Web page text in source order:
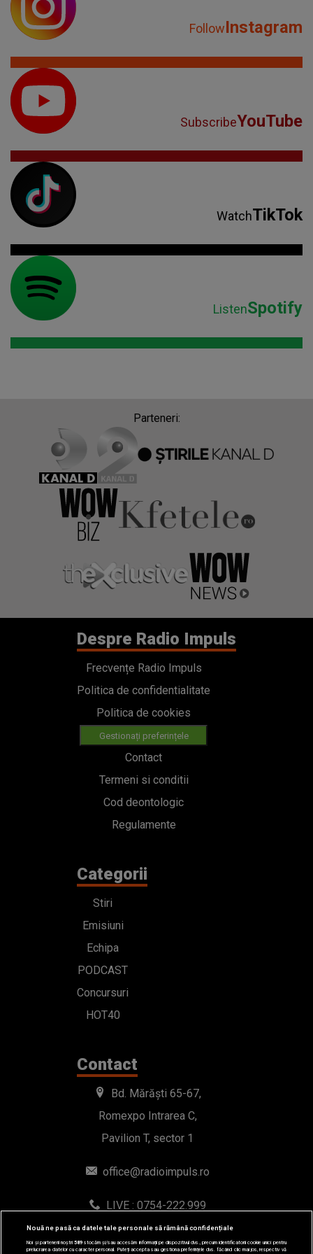
FollowInstagram
SubscribeYouTube
WatchTikTok
ListenSpotify
Parteneri:
Despre Radio Impuls
Frecvențe Radio Impuls
Politica de confidentialitate
Politica de cookies
Gestionați preferințele
Contact
Termeni si conditii
Cod deontologic
Regulamente
Categorii
Stiri
Emisiuni
Echipa
PODCAST
Concursuri
HOT40
Contact
Bd. Mărăști 65-67,
Romexpo Intrarea C,
Pavilion T, sector 1
office@radioimpuls.ro
LIVE : 0754-222.999
WhatsApp: 0754-222.999
Nouă ne pasă ca datele tale personale să rămână confidențiale
Noi și partenerii noștri589stocăm și/sau accesăm informații pe dispozitivul dvs., precum identificatorii cookie unici pentru
prelucrarea datelor cu caracter personal. Puteți accepta sau gestiona preferințele dvs. făcând clic mai jos, respectiv vă